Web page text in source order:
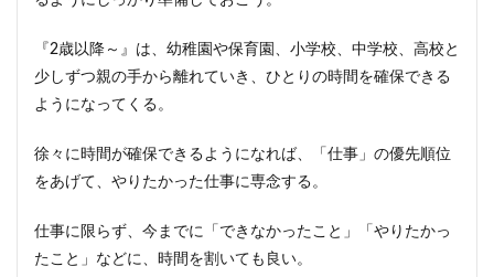
『2歳以降～』は、幼稚園や保育園、小学校、中学校、高校と
少しずつ親の手から離れていき、ひとりの時間を確保できる
ようになってくる。
徐々に時間が確保できるようになれば、「仕事」の優先順位
をあげて、やりたかった仕事に専念する。
仕事に限らず、今までに「できなかったこと」「やりたかっ
たこと」などに、時間を割いても良い。